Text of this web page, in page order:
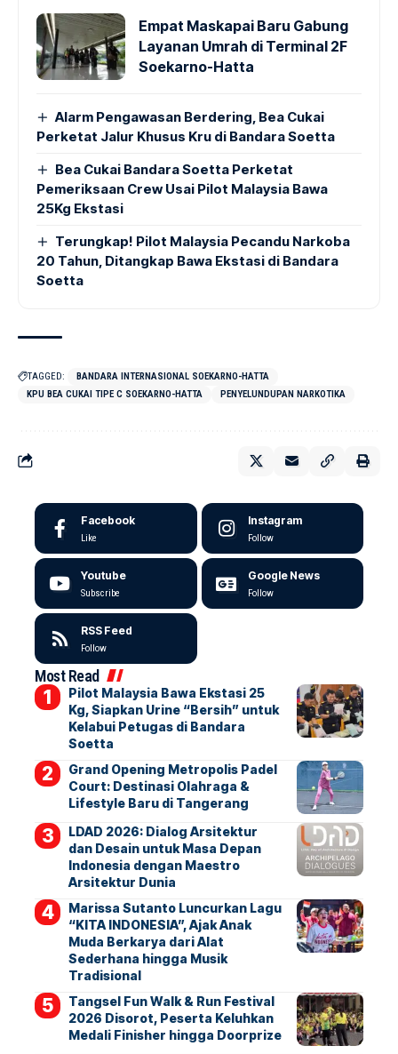
Empat Maskapai Baru Gabung
Layanan Umrah di Terminal 2F
Soekarno-Hatta
Alarm Pengawasan Berdering, Bea Cukai
Perketat Jalur Khusus Kru di Bandara Soetta
Bea Cukai Bandara Soetta Perketat
Pemeriksaan Crew Usai Pilot Malaysia Bawa
25Kg Ekstasi
Terungkap! Pilot Malaysia Pecandu Narkoba
20 Tahun, Ditangkap Bawa Ekstasi di Bandara
Soetta
TAGGED:
BANDARA INTERNASIONAL SOEKARNO-HATTA
KPU BEA CUKAI TIPE C SOEKARNO-HATTA
PENYELUNDUPAN NARKOTIKA
Facebook
Like
Instagram
Follow
Youtube
Subscribe
Google News
Follow
RSS Feed
Follow
Most Read
Pilot Malaysia Bawa Ekstasi 25
Kg, Siapkan Urine “Bersih” untuk
Kelabui Petugas di Bandara
Soetta
Grand Opening Metropolis Padel
Court: Destinasi Olahraga &
Lifestyle Baru di Tangerang
LDAD 2026: Dialog Arsitektur
dan Desain untuk Masa Depan
Indonesia dengan Maestro
Arsitektur Dunia
Marissa Sutanto Luncurkan Lagu
“KITA INDONESIA”, Ajak Anak
Muda Berkarya dari Alat
Sederhana hingga Musik
Tradisional
Tangsel Fun Walk & Run Festival
2026 Disorot, Peserta Keluhkan
Medali Finisher hingga Doorprize